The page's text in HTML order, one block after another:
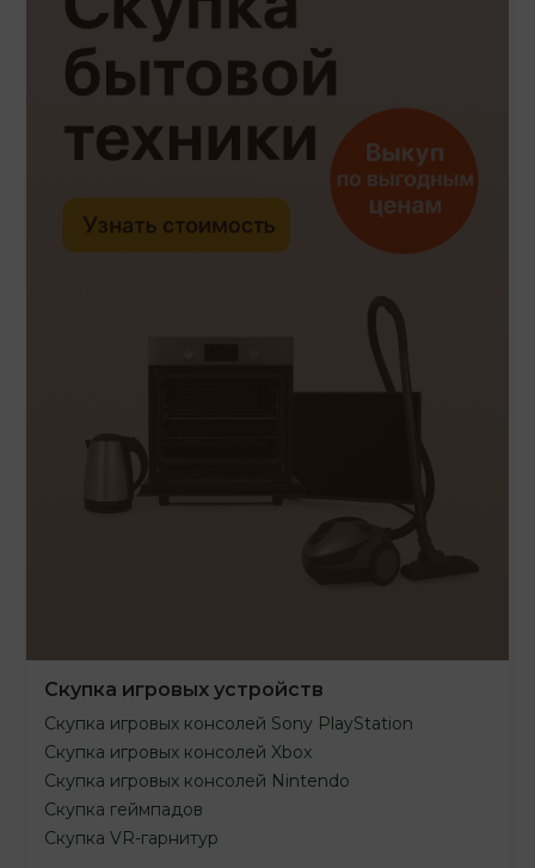
Скупка игровых устройств
Скупка игровых консолей Sony PlayStation
Скупка игровых консолей Xbox
Скупка игровых консолей Nintendo
Скупка геймпадов
Скупка VR-гарнитур